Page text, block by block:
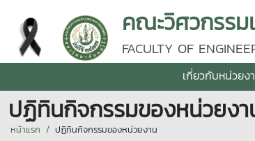
คณะวิศวกรรม
FACULTY OF
เกี่ยวกับหน่วยง
ปฏิทินกิจกรรมของหน่วยง
หน้าแรก ปฏิทินกิจกรรมของหน่วยงาน